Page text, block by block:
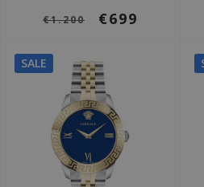
€1.200 €699
SALE